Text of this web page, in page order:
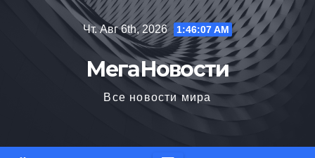
Чт. Авг 6th, 2026 1:46:08 AM
МегаНовости
Все новости мира